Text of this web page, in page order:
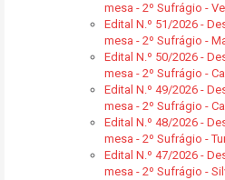
mesa - 2º Sufrágio -
Edital N.º 51/2026 -
mesa - 2º Sufrágio -
Edital N.º 50/2026 -
mesa - 2º Sufrágio -
Edital N.º 49/2026 -
mesa - 2º Sufrágio -
Edital N.º 48/2026 -
mesa - 2º Sufrágio -
Edital N.º 47/2026 -
mesa - 2º Sufrágio -